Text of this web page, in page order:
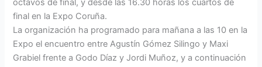
octavos de final, y desde las 16.30 horas los cuartos de
final en la Expo Coruña.
La organización ha programado para mañana a las 10 en la
Expo el encuentro entre Agustín Gómez Silingo y Maxi
Grabiel frente a Godo Díaz y Jordi Muñoz, y a continuación